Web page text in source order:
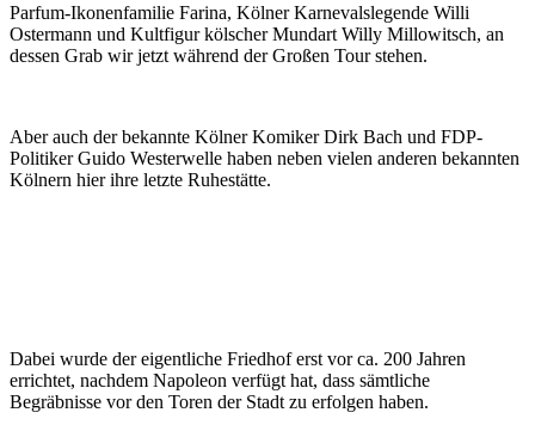
Parfum-Ikonenfamilie Farina, Kölner Karnevalslegende Willi
Ostermann und Kultfigur kölscher Mundart Willy Millowitsch, an
dessen Grab wir jetzt während der Großen Tour stehen.
Aber auch der bekannte Kölner Komiker Dirk Bach und FDP-
Politiker Guido Westerwelle haben neben vielen anderen bekannten
Kölnern hier ihre letzte Ruhestätte.
Dabei wurde der eigentliche Friedhof erst vor ca. 200 Jahren
errichtet, nachdem Napoleon verfügt hat, dass sämtliche
Begräbnisse vor den Toren der Stadt zu erfolgen haben.